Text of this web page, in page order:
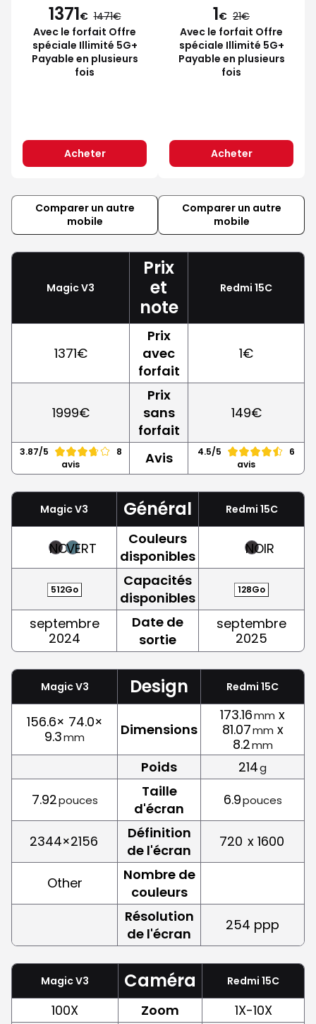
1371€ 1471
Avec le forfait Offre
spéciale Illimité 5G+
Payable en plusieurs
fois
Acheter
1€ 21
Avec le forfait Offre
spéciale Illimité 5G+
Payable en plusieurs
fois
Acheter
Comparer un autre
mobile
Comparer un autre
mobile
Magic V3
Prix
et
note
Redmi 15C
1371€
Prix
avec
forfait
1€
1999€
Prix
sans
forfait
149€
3.87/5
8
avis
Avis 4.5/5
6
avis
Magic V3 Général Redmi 15C
NOIRVERT
Couleurs
disponibles
NOIR
512Go
Capacités
disponibles
128Go
septembre
2024
Date de
sortie
septembre
2025
Magic V3 Design Redmi 15C
156.6× 74.0×
9.3mm Dimensions
173.16mm x
81.07mm x
8.2mm
Poids 214g
7.92pouces
Taille
d'écran
6.9pouces
2344×2156
Définition
de l'écran
720 x 1600
Other
Nombre de
couleurs
Résolution
de l'écran
254 ppp
Magic V3 Caméra Redmi 15C
100X Zoom
1X-10X